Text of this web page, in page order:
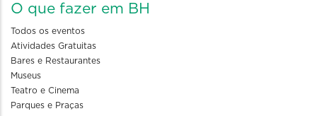
O que fazer em BH
Todos os eventos
Atividades Gratuitas
Bares e Restaurantes
Museus
Teatro e Cinema
Parques e Praças